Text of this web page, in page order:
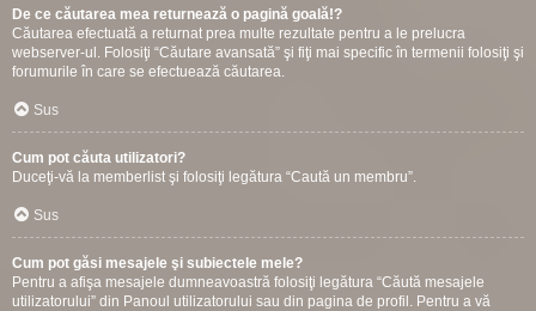
De ce căutarea mea returnează o pagină goală!?
Căutarea efectuată a returnat prea multe rezultate pentru a le prelucra
webserver-ul. Folosiţi “Căutare avansată” şi fiţi mai specific în termenii folosiţi şi
forumurile în care se efectuează căutarea.
Sus
Cum pot căuta utilizatori?
Duceţi-vă la memberlist şi folosiţi legătura “Caută un membru”.
Sus
Cum pot găsi mesajele şi subiectele mele?
Pentru a afişa mesajele dumneavoastră folosiţi legătura “Căută mesajele
utilizatorului” din Panoul utilizatorului sau din pagina de profil. Pentru a vă